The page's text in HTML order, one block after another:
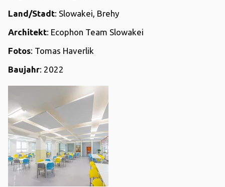
Land/Stadt: Slowakei, Brehy
Architekt: Ecophon Team Slowakei
Fotos: Tomas Haverlik
Baujahr: 2022